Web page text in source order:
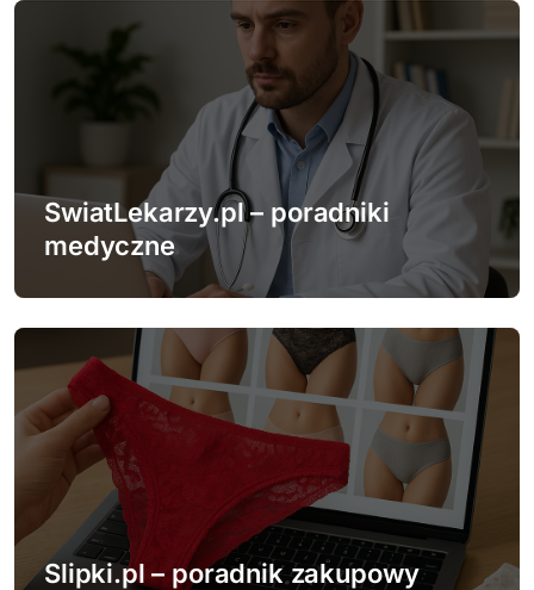
u
SwiatLekarzy.pl – poradniki
medyczne
Slipki.pl – poradnik zakupowy